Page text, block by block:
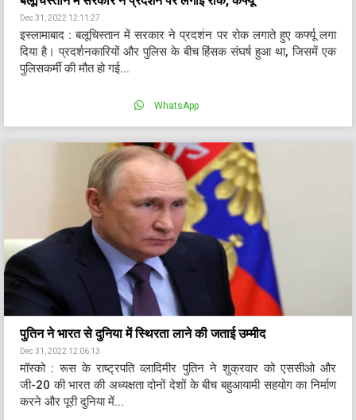
Dec 31, 2022 12:11:27
इस्लामाबाद : बलूचिस्तान में सरकार ने प्रदर्शन पर रोक लगाते हुए कर्फ्यू लगा
दिया है। प्रदर्शनकारियों और पुलिस के बीच हिंसक संघर्ष हुआ था, जिसमें एक
पुलिसकर्मी की मौत हो गई...
WhatsApp
पुतिन ने भारत से दुनिया में स्थिरता लाने की जताई उम्मीद
Dec 31, 2022 12:06:13
मॉस्को : रूस के राष्ट्रपति व्लादिमीर पुतिन ने शुक्रवार को एससीओ और
जी-20 की भारत की अध्यक्षता दोनों देशों के बीच बहुआयामी सहयोग का निर्माण
करने और पूरी दुनिया में...